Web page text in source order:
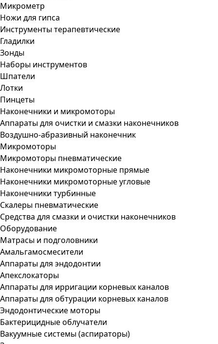
Микрометр
Ножи для гипса
Инструменты терапевтические
Гладилки
Зонды
Наборы инструментов
Шпатели
Лотки
Пинцеты
Наконечники и микромоторы
Аппараты для очистки и смазки наконечников
Воздушно-абразивный наконечник
Микромоторы
Микромоторы пневматические
Наконечники микромоторные прямые
Наконечники микромоторные угловые
Наконечники турбинные
Скалеры пневматические
Средства для смазки и очистки наконечников
Оборудование
Матрасы и подголовники
Амальгамосмесители
Аппараты для эндодонтии
Апекслокаторы
Аппараты для ирригации корневых каналов
Аппараты для обтурации корневых каналов
Эндодонтические моторы
Бактерицидные облучатели
Вакуумные системы (аспираторы)